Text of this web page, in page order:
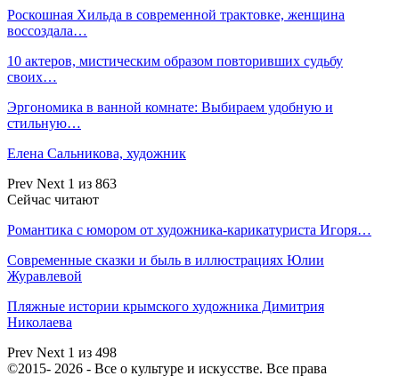
Роскошная Хильда в современной трактовке, женщина
воссоздала…
10 актеров, мистическим образом повторивших судьбу
своих…
Эргономика в ванной комнате: Выбираем удобную и
стильную…
Елена Сальникова, художник
Prev Next 1 из 863
Сейчас читают
Романтика с юмором от художника-карикатуриста Игоря…
Современные сказки и быль в иллюстрациях Юлии
Журавлевой
Пляжные истории крымского художника Димитрия
Николаева
Prev Next 1 из 498
©2015- 2026 - Все о культуре и искусстве. Все права